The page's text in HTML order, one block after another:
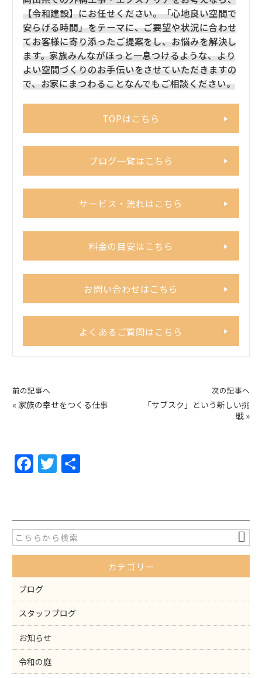
【令和建設】にお任せください。「心地良い空間で
安らげる時間」をテーマに、ご要望や状況に合わせ
てお客様に寄り添ったご提案をし、お悩みを解決し
ます。家族みんながほっと一息つけるような、より
よい空間づくりのお手伝いをさせていただきますの
で、お家にまつわることなんでもご相談ください。
TOPはこちら
ブログ一覧はこちら
サービス・流れはこちら
料金の目安はこちら
お問い合わせはこちら
よくあるご質問はこちら
前の記事へ
« 家族の幸せをつくる仕事
次の記事へ
「サブスク」という新しい挑
戦 »
F
a
e
b
o
o
k
T
w
er
カテゴリー
ブログ
スタッフブログ
お知らせ
令和の庭